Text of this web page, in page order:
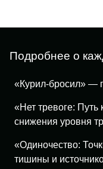
Подробнее о
«Курил-бросил» —
«Нет тревоге:
снижения уровня
«Одиночество:
тишины и